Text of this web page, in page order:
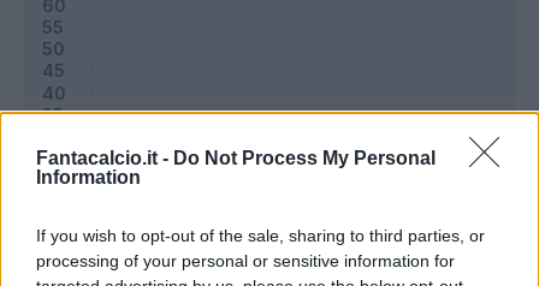
Fantacalcio.it - Do Not Process My Personal
Information
If you wish to opt-out of the sale, sharing to third parties, or
processing of your personal or sensitive information for